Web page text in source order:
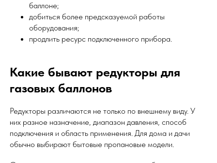
баллоне;
добиться более предсказуемой работы
оборудования;
продлить ресурс подключенного прибора.
Какие бывают редукторы для
газовых баллонов
Редукторы различаются не только по внешнему виду. У
них разное назначение, диапазон давления, способ
подключения и область применения. Для дома и дачи
обычно выбирают бытовые пропановые модели.